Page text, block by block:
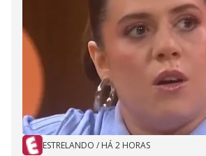
ESTRELANDO / HÁ 2 HORAS